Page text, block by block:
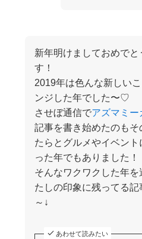
新年明けましておめでと
す！
2019年は色んな新しい
ンジした年でした〜♡
させぼ通信でアズマミー
記事を書き始めたのもそ
たらとグルメやイベント
った年でもありました！
そんなワクワクした年を
たしの印象に残ってる記
～↓
あわせて読みたい